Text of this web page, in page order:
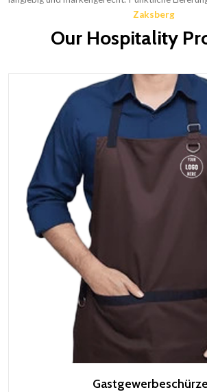
Zaksberg
Our Hospitality